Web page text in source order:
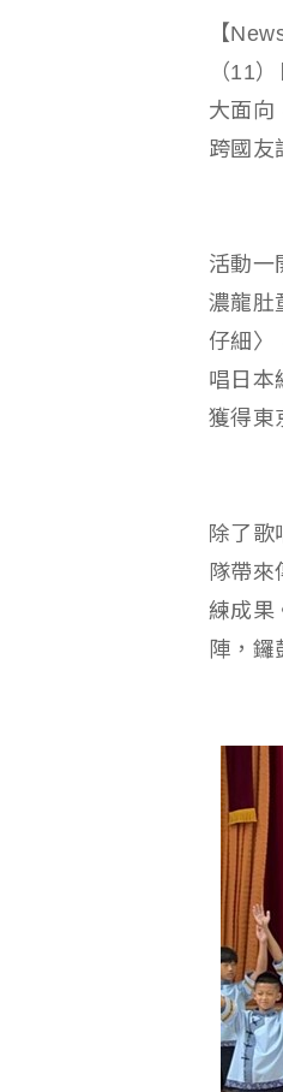
【
（11
大面向
跨國友
活動一
濃龍肚
仔細〉
唱日本
獲得東
除了歌
隊帶
練成果
陣，鑼